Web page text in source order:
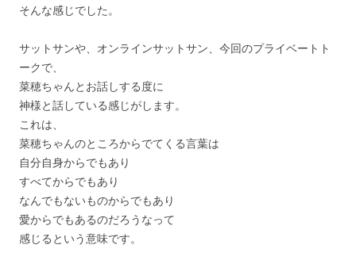
そんな感じでした。
サットサンや、オンラインサットサン、 今回のプライベートト
ークで、
菜穂ちゃんとお話しする度に
神様と話している感じがします。
これは、
菜穂ちゃんのところからでてくる言葉は
自分自身からでもあり
すべてからでもあり
なんでもないものからでもあり
愛からでもあるのだろうなって
感じるという意味です。